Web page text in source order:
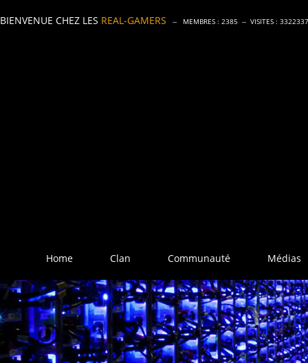
BIENVENUE CHEZ LES REAL-GAMERS -- MEMBRES : 2385 -- VISITES : 3322337
Home Clan Communauté Médias